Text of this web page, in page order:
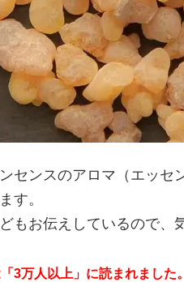
センスのアロマ（エッセ
す。
もお伝えしているので、
3万人以上」に読まれました。